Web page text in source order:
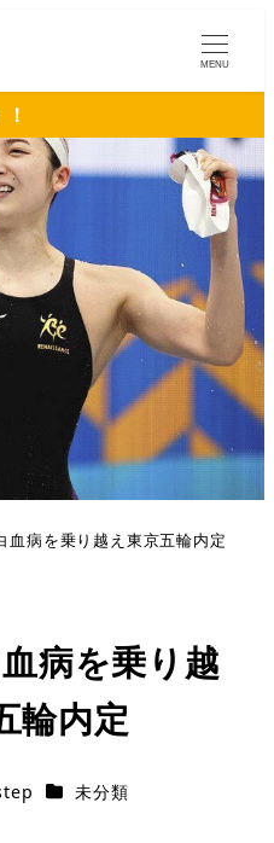
MENU
血病を乗り越え東京五輪内定
病を乗り越
輪内定
カテゴリー
未分類